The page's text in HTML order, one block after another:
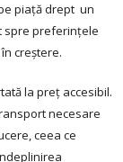
piaţă drept un
spre preferințele
creştere.
la preţ accesibil.
necesare
ceea ce